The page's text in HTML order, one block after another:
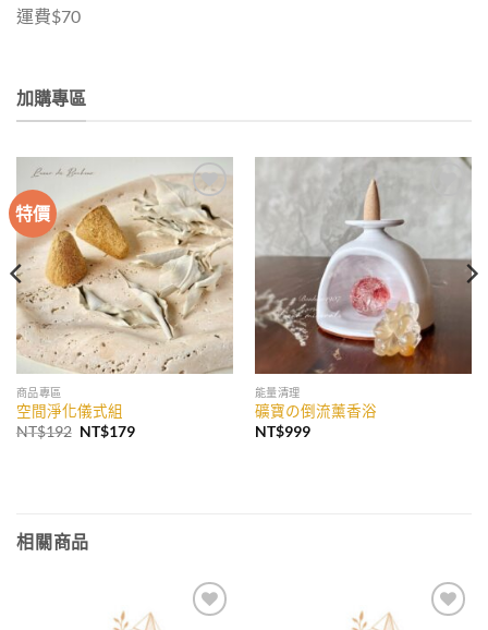
運費$70
加購專區
特價
加入
收藏
商品專區
空間淨化儀式組
NT$192 原
NT$179目
收藏
能量清理
礦寶の倒流薰香浴
NT$999
相關商品